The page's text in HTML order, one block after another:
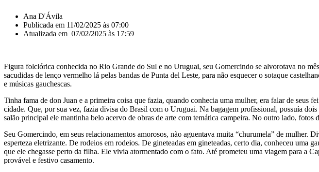
Ana D'Ávila
Publicada em 11/02/2025 às 07:00
Atualizada em 07/02/2025 às 17:59
Figura folclórica conhecida no Rio Grande do Sul e no Uruguai, seu Gomercindo se alvorotava no
sacudidas de lenço vermelho lá pelas bandas de Punta del Leste, para não esquecer o sotaque
e músicas gauchescas.
Tinha fama de don Juan e a primeira coisa que fazia, quando conhecia uma mulher, era falar de seus
cidade. Que, por sua vez, fazia divisa do Brasil com o Uruguai. Na bagagem profissional, possuía
salão principal ele mantinha belo acervo de obras de arte com temática campeira. No outro lado,
Seu Gomercindo, em seus relacionamentos amorosos, não aguentava muita “churumela” de
esperteza eletrizante. De rodeios em rodeios. De gineteadas em gineteadas, certo dia, conheceu uma
que ele chegasse perto da filha. Ele vivia atormentado com o fato. Até prometeu uma viagem para a
provável e festivo casamento.